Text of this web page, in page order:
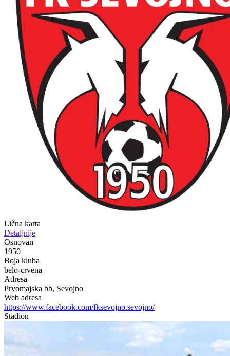
Lična karta
Detaljnije
Osnovan
1950
Boja kluba
belo-crvena
Adresa
Prvomajska bb, Sevojno
Web adresa
https://www.facebook.com/fksevojno.sevojno/
Stadion